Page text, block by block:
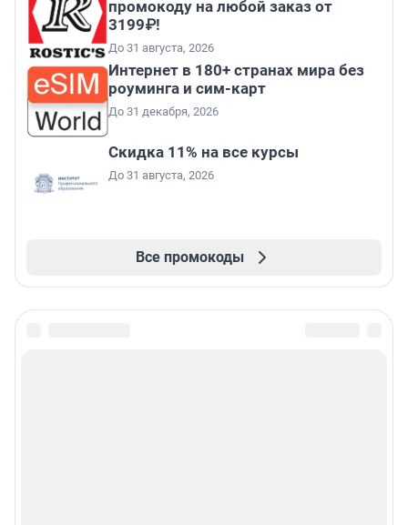
промокоду на любой заказ от
3199₽!
До 31 августа, 2026
Интернет в 180+ странах мира без
роуминга и сим-карт
До 31 декабря, 2026
Скидка 11% на все курсы
До 31 августа, 2026
Все промокоды